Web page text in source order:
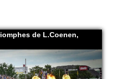
de L.Coenen,